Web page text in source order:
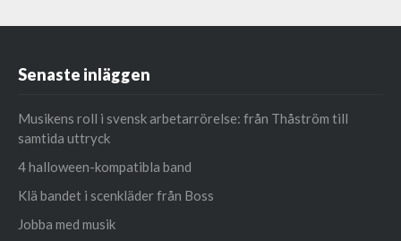
Senaste inläggen
Musikens roll i svensk arbetarrörelse: från Thåström till
samtida uttryck
4 halloween-kompatibla band
Klä bandet i scenkläder från Boss
Jobba med musik